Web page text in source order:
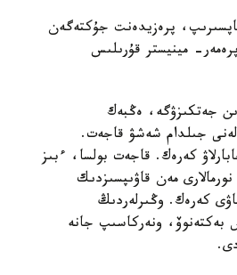
پرەزيدەنت جۇكتەگەن
بۇل رەتتە پرەمەر- مينيستر قۇرىلىس
جەتكىزۋگە، ەڭبەك
جىلدام شەشۋ قاجەت.
كەرەك. قاجەت بولسا، ءبىز
مەن قاۋىپسىزدىك
كەرەك. وڭىرلەردىڭ
ونەركاسىپ جانە